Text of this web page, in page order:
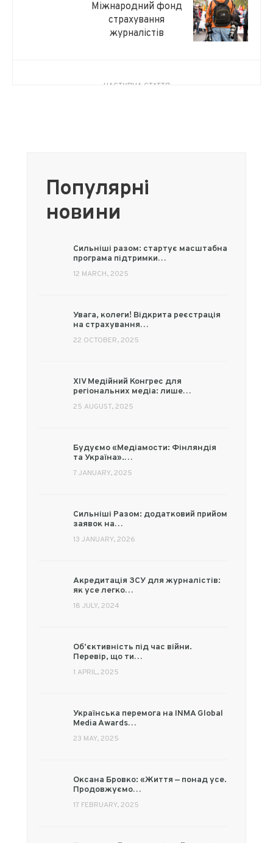
Міжнародний фонд
страхування
журналістів
НАСТУПНА СТАТТЯ
Популярні
новини
Сильніші разом: стартує масштабна
програма підтримки…
12 MARCH, 2025
Увага, колеги! Відкрита реєстрація
на страхування…
22 OCTOBER, 2025
XIV Медійний Конгрес для
регіональних медіа: лише…
25 AUGUST, 2025
Будуємо «Медіамости: Фінляндія
та Україна».…
7 JANUARY, 2025
Сильніші Разом: додатковий прийом
заявок на…
13 JANUARY, 2026
Акредитація ЗСУ для журналістів:
як усе легко…
18 JULY, 2024
Об’єктивність під час війни.
Перевір, що ти…
1 APRIL, 2025
Українська перемога на INMA Global
Media Awards…
23 MAY, 2025
Оксана Бровко: «Життя — понад усе.
Продовжуємо…
17 FEBRUARY, 2025